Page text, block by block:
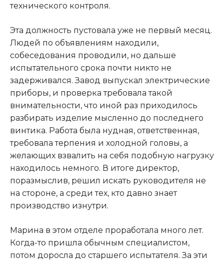
технического контроля.
Эта должность пустовала уже не первый месяц.
Людей по объявлениям находили,
собеседования проводили, но дальше
испытательного срока почти никто не
задерживался. Завод выпускал электрические
приборы, и проверка требовала такой
внимательности, что иной раз приходилось
разбирать изделие мысленно до последнего
винтика. Работа была нудная, ответственная,
требовала терпения и холодной головы, а
желающих взвалить на себя подобную нагрузку
находилось немного. В итоге директор,
поразмыслив, решил искать руководителя не
на стороне, а среди тех, кто давно знает
производство изнутри.
Марина в этом отделе проработала много лет.
Когда-то пришла обычным специалистом,
потом доросла до старшего испытателя. За эти